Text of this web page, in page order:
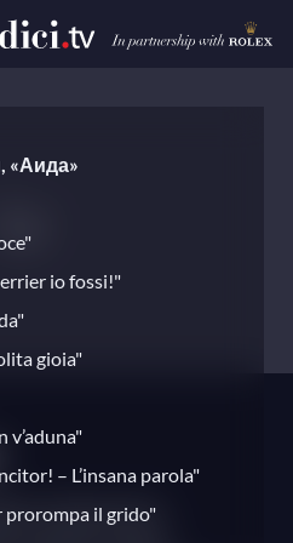
«Аида»
io fossi!"
gioia"
v’aduna"
– L’insana parola"
prorompa il grido"
(режиссёр-